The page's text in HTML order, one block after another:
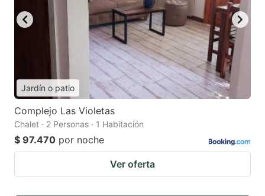
Jardín o patio
Complejo Las Violetas
Chalet · 2 Personas · 1 Habitación
$ 97.470 por noche
Ver oferta